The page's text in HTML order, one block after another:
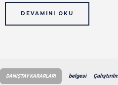
DEVAMINI OKU
DANIŞTAY KARARLARI belgesi